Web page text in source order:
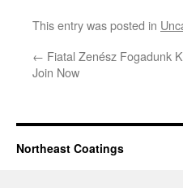
This entry was posted in
← Fiatal Zenész Fogadunk
Join Now
Northeast Coatings